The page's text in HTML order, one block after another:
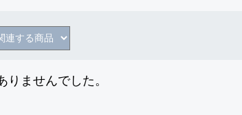
ませんでした。